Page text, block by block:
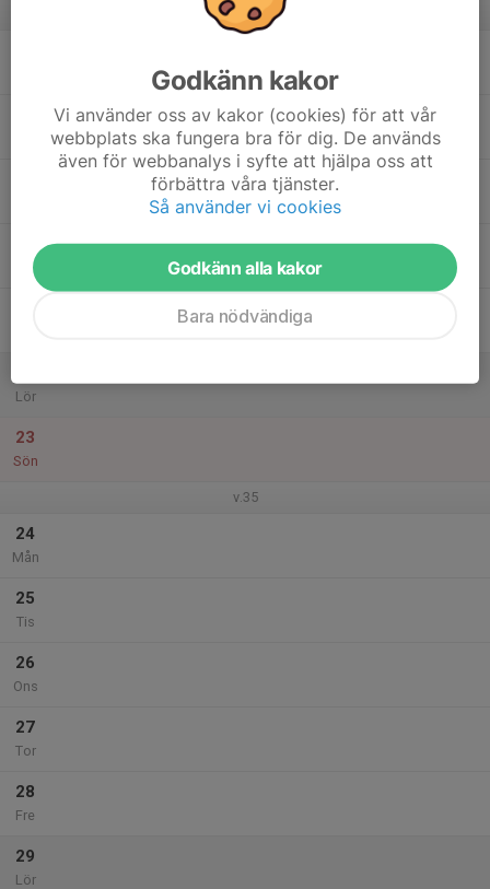
v.34
Tor
Lör
23
Sön
v.35
24
Mån
25
Tis
26
Ons
27
Tor
28
Fre
29
Lör
Godkänn kakor
Vi använder oss av kakor (cookies) för att vår
webbplats ska fungera bra för dig. De används
även för webbanalys i syfte att hjälpa oss att
förbättra våra tjänster.
Så använder vi cookies
Godkänn alla kakor
Bara nödvändiga